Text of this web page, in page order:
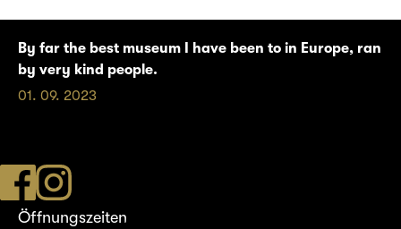
By far the best museum I have been to in Europe, ran
by very kind people.
01. 09. 2023
Öffnungszeiten